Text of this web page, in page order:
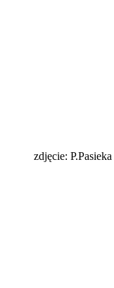
zdjęcie: P.Pasieka